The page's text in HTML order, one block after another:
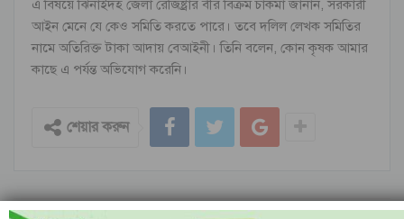
এ বিষয়ে ঝিনাইদহ জেলা রেজিষ্ট্রার বীর বিক্রম চাকমা জানান, সরকারী
আইন মেনে যে কেও সমিতি করতে পারে। তবে দলিল লেখক সমিতির
নামে অতিরিক্ত টাকা আদায় বেআইনী। তিনি বলেন, কোন কৃষক আমার
কাছে এ পর্যন্ত অভিযোগ করেনি।
শেয়ার করুন